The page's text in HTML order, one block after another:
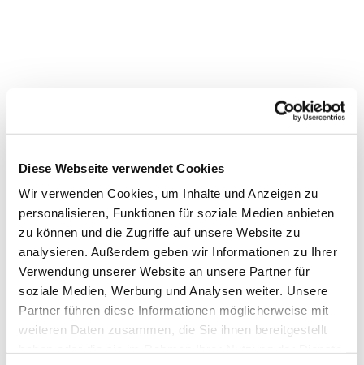
Diese Webseite verwendet Cookies
Wir verwenden Cookies, um Inhalte und Anzeigen zu
personalisieren, Funktionen für soziale Medien anbieten
zu können und die Zugriffe auf unsere Website zu
analysieren. Außerdem geben wir Informationen zu Ihrer
Verwendung unserer Website an unsere Partner für
soziale Medien, Werbung und Analysen weiter. Unsere
Partner führen diese Informationen möglicherweise mit
weiteren Daten zusammen, die Sie ihnen bereitgestellt
Dies könnte Sie auch
interessieren